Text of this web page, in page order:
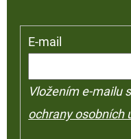
E-mail
Vložením e-mailu
ochrany osobních